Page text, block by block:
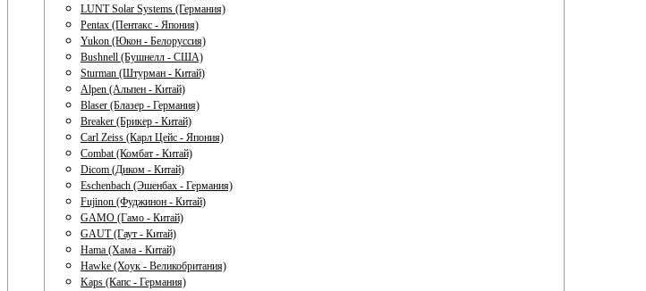
LUNT Solar Systems (Германия)
Pentax (Пентакс - Япония)
Yukon (Юкон - Белоруссия)
Bushnell (Бушнелл - США)
Sturman (Штурман - Китай)
Alpen (Альпен - Китай)
Blaser (Блазер - Германия)
Breaker (Брикер - Китай)
Carl Zeiss (Карл Цейс - Япония)
Combat (Комбат - Китай)
Dicom (Диком - Китай)
Eschenbach (Эшенбах - Германия)
Fujinon (Фуджинон - Китай)
GAMO (Гамо - Китай)
GAUT (Гаут - Китай)
Hama (Хама - Китай)
Hawke (Хоук - Великобритания)
Kaps (Капс - Германия)